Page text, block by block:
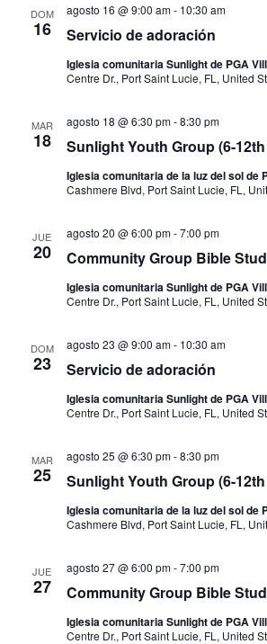
DOM
16 Servicio de adoración
agosto 16 @ 9:00 am- 10:30 am
Iglesia comunitaria Sunlight de PGA
Centre Dr., Port Saint Lucie, FL, United
MAR
18 Sunlight Youth Group (6-
agosto 18 @ 6:30 pm-8:30 pm
Iglesia comunitaria de la luz del sol de
Cashmere Blvd, Port Saint Lucie, FL,
JUE
20 Community Group Bible
agosto 20 @ 6:00 pm-7:00 pm
Iglesia comunitaria Sunlight de PGA
Centre Dr., Port Saint Lucie, FL, United
DOM
23 Servicio de adoración
agosto 23 @ 9:00 am- 10:30 am
Iglesia comunitaria Sunlight de PGA
Centre Dr., Port Saint Lucie, FL, United
MAR
25 Sunlight Youth Group (6-
agosto 25 @ 6:30 pm-8:30 pm
Iglesia comunitaria de la luz del sol de
Cashmere Blvd, Port Saint Lucie, FL,
JUE
27 Community Group Bible
agosto 27 @ 6:00 pm-7:00 pm
Iglesia comunitaria Sunlight de PGA
Centre Dr., Port Saint Lucie, FL, United